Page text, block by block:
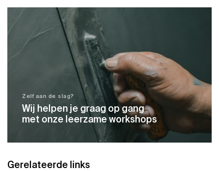
Zelf aan de slag?
Wij helpen je graag op gang
met onze leerzame workshops
Gerelateerde links